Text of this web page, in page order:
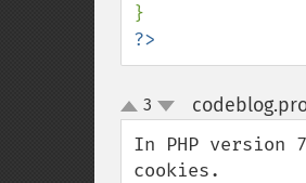
?>
up
down
3
In PHP version
cookies.